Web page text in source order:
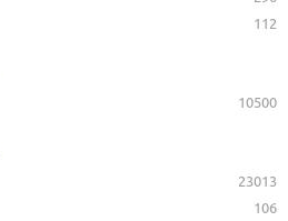
112
10500
23013
106